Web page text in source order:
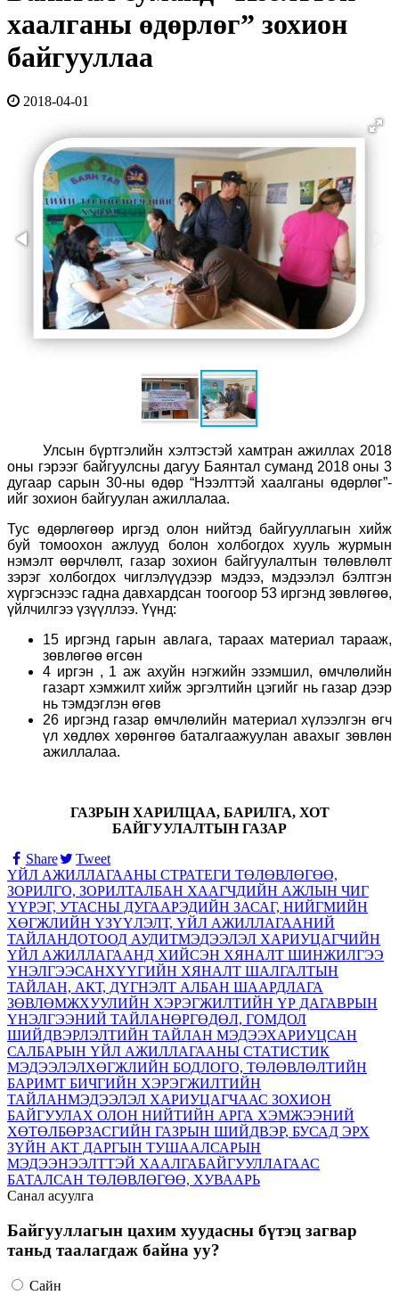
хаалганы өдөрлөг” зохион
байгууллаа
2018-04-01
Улсын бүртгэлийн хэлтэстэй хамтран ажиллах 2018
оны гэрээг байгуулсны дагуу Баянтал суманд 2018 оны 3
дугаар сарын 30-ны өдөр “Нээлттэй хаалганы өдөрлөг”-
ийг зохион байгуулан ажиллалаа.
Тус өдөрлөгөөр иргэд олон нийтэд байгууллагын хийж
буй томоохон ажлууд болон холбогдох хууль журмын
нэмэлт өөрчлөлт, газар зохион байгуулалтын төлөвлөлт
зэрэг холбогдох чиглэлүүдээр мэдээ, мэдээлэл бэлтгэн
хүргэснээс гадна давхардсан тоогоор 53 иргэнд зөвлөгөө,
үйлчилгээ үзүүллээ. Үүнд:
15 иргэнд гарын авлага, тараах материал тарааж,
зөвлөгөө өгсөн
4 иргэн , 1 аж ахуйн нэгжийн эзэмшил, өмчлөлийн
газарт хэмжилт хийж эргэлтийн цэгийг нь газар дээр
нь тэмдэглэн өгөв
26 иргэнд газар өмчлөлийн материал хүлээлгэн өгч
үл хөдлөх хөрөнгөө баталгаажуулан авахыг зөвлөн
ажиллалаа.
ГАЗРЫН ХАРИЛЦАА, БАРИЛГА, ХОТ
БАЙГУУЛАЛТЫН ГАЗАР
Share
Tweet
ҮЙЛ АЖИЛЛАГААНЫ СТРАТЕГИ ТӨЛӨВЛӨГӨӨ,
ЗОРИЛГО, ЗОРИЛТАЛБАН ХААГЧДИЙН АЖЛЫН ЧИГ
ҮҮРЭГ, УТАСНЫ ДУГААРЭДИЙН ЗАСАГ, НИЙГМИЙН
ХӨГЖЛИЙН ҮЗҮҮЛЭЛТ, ҮЙЛ АЖИЛЛАГААНИЙ
ТАЙЛАНДОТООД АУДИТМЭДЭЭЛЭЛ ХАРИУЦАГЧИЙН
ҮЙЛ АЖИЛЛАГААНД ХИЙСЭН ХЯНАЛТ ШИНЖИЛГЭЭ
ҮНЭЛГЭЭСАНХҮҮГИЙН ХЯНАЛТ ШАЛГАЛТЫН
ТАЙЛАН, АКТ, ДҮГНЭЛТ АЛБАН ШААРДЛАГА
ЗӨВЛӨМЖХУУЛИЙН ХЭРЭГЖИЛТИЙН ҮР ДАГАВРЫН
ҮНЭЛГЭЭНИЙ ТАЙЛАНӨРГӨДӨЛ, ГОМДОЛ
ШИЙДВЭРЛЭЛТИЙН ТАЙЛАН МЭДЭЭХАРИУЦСАН
САЛБАРЫН ҮЙЛ АЖИЛЛАГААНЫ СТАТИСТИК
МЭДЭЭЛЭЛХӨГЖЛИЙН БОДЛОГО, ТӨЛӨВЛӨЛТИЙН
БАРИМТ БИЧГИЙН ХЭРЭГЖИЛТИЙН
ТАЙЛАНМЭДЭЭЛЭЛ ХАРИУЦАГЧААС ЗОХИОН
БАЙГУУЛАХ ОЛОН НИЙТИЙН АРГА ХЭМЖЭЭНИЙ
ХӨТӨЛБӨРЗАСГИЙН ГАЗРЫН ШИЙДВЭР, БУСАД ЭРХ
ЗҮЙН АКТ ДАРГЫН ТУШААЛСАРЫН
МЭДЭЭНЭЭЛТТЭЙ ХААЛГАБАЙГУУЛЛАГААС
БАТАЛСАН ТӨЛӨВЛӨГӨӨ, ХУВААРЬ
Санал асуулга
Байгууллагын цахим хуудасны бүтэц загвар
таньд таалагдаж байна уу?
Сайн